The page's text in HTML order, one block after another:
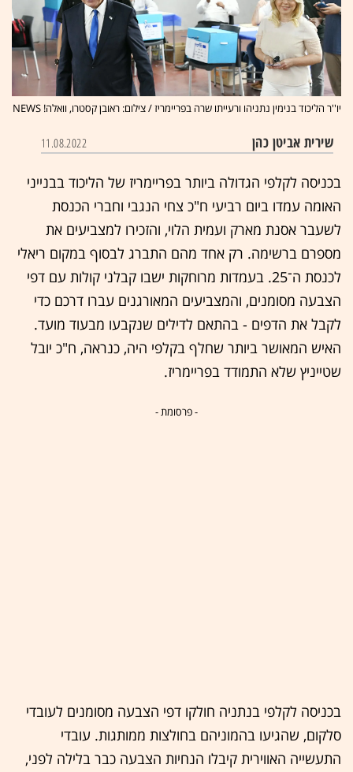
יו''ר הליכוד בנימין נתניהו ורעייתו שרה בפריימריז / צילום: ראובן קסטרו, וואלה! NEWS
שירית אביטן כהן 11.08.2022
בכניסה לקלפי הגדולה ביותר בפריימריז של הליכוד בבנייני
האומה עמדו ביום רביעי ח"כ צחי הנגבי וחברי הכנסת
לשעבר אסנת מארק ועמית הלוי, והזכירו למצביעים את
מספרם ברשימה. רק אחד מהם התברג לבסוף במקום ריאלי
לכנסת ה־25. בעמדות מרוחקות ישבו קבלני קולות עם דפי
הצבעה מסומנים, והמצביעים המאורגנים עברו דרכם כדי
לקבל את הדפים - בהתאם לדילים שנקבעו מבעוד מועד.
האיש המאושר ביותר שחלף בקלפי היה, כנראה, ח"כ יובל
שטייניץ שלא התמודד בפריימריז.
- פרסומת -
בכניסה לקלפי בנתניה חולקו דפי הצבעה מסומנים לעובדי
סלקום, שהגיעו בהמוניהם בחולצות ממותגות. עובדי
התעשייה האווירית קיבלו הנחיות הצבעה כבר בלילה לפני,